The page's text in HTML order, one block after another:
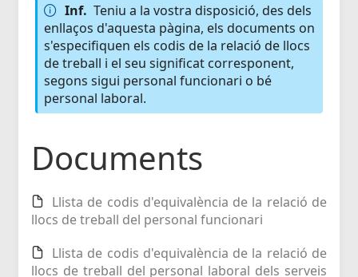
Inf. Teniu a la vostra disposició, des dels
enllaços d'aquesta pàgina, els documents on
s'especifiquen els codis de la relació de llocs
de treball i el seu significat corresponent,
segons sigui personal funcionari o bé
personal laboral.
Documents
Llista de codis d'equivalència de la relació de
llocs de treball del personal funcionari
Llista de codis d'equivalència de la relació de
llocs de treball del personal laboral dels serveis